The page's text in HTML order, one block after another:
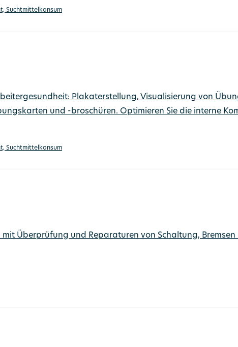
Suchtmittel­konsum
Plakaterstellung, Visualisierung von
und -broschüren. Optimieren Sie die interne
Suchtmittel­konsum
Überprüfung und Reparaturen von Schaltung,